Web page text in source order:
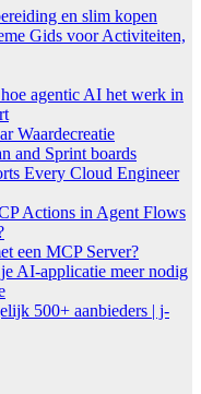
en slim kopen
Gids voor Activiteiten,
agentic AI het werk in
Waardecreatie
and Sprint boards
Every Cloud Engineer
Actions in Agent Flows
een MCP Server?
AI-applicatie meer nodig
500+ aanbieders | j-